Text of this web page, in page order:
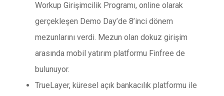
Workup Girişimcilik Programı, online olarak
gerçekleşen Demo Day’de 8’inci dönem
mezunlarını verdi. Mezun olan dokuz girişim
arasında mobil yatırım platformu Finfree de
bulunuyor.
TrueLayer, küresel açık bankacılık platformu ile